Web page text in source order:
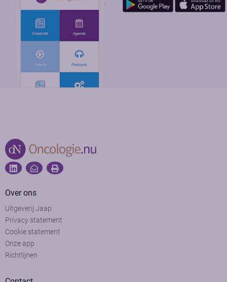
Over ons
Uitgeverij Jaap
Privacy statement
Cookie statement
Onze app
Richtlijnen